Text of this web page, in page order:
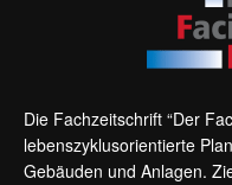
Die Fachzeitschrift “Der
lebenszyklusorientierte
Gebäuden und Anlagen.